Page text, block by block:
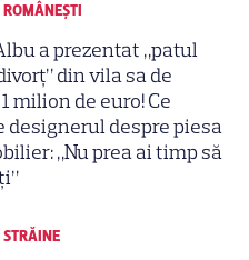
ROMÂNEŞTI
a prezentat „patul
din vila sa de
milion de euro! Ce
designerul despre piesa
„Nu prea ai timp să
STRĂINE